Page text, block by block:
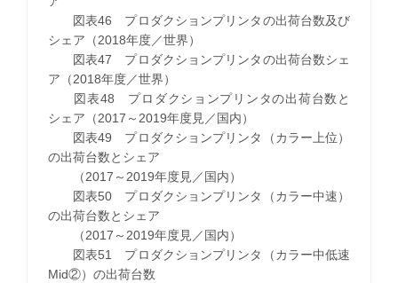
図表46 プロダクションプリンタの出荷台数及び
シェア（2018年度／世界）
図表47 プロダクションプリンタの出荷台数シェ
ア（2018年度／世界）
図表48 プロダクションプリンタの出荷台数と
シェア（2017～2019年度見／国内）
図表49 プロダクションプリンタ（カラー上位）
の出荷台数とシェア
（2017～2019年度見／国内）
図表50 プロダクションプリンタ（カラー中速）
の出荷台数とシェア
（2017～2019年度見／国内）
図表51 プロダクションプリンタ（カラー中低速
Mid②）の出荷台数